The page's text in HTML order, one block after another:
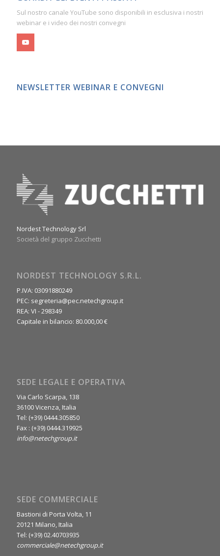
Sul nostro canale YouTube sono disponibili in esclusiva i nostri
webinar e i video dei nostri convegni
NEWSLETTER WEBINAR E CONVEGNI
Nordest Technology Srl
Società del gruppo Zucchetti
NORDEST TECHNOLOGY S.R.L.
P.IVA: 03091880249
PEC: segreteria@pec.netechgroup.it
REA: VI - 298349
Capitale in bilancio: 80.000,00 €
SEDE LEGALE E OPERATIVA
Via Carlo Scarpa, 138
36100 Vicenza, Italia
Tel: (+39) 0444.305850
Fax : (+39) 0444.319925
info@netechgroup.it
SEDE COMMERCIALE
Bastioni di Porta Volta, 11
20121 Milano, Italia
Tel: (+39) 02.40703935
commerciale@netechgroup.it